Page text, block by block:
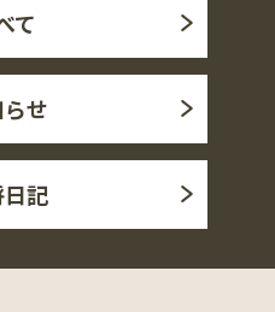
て
せ
記